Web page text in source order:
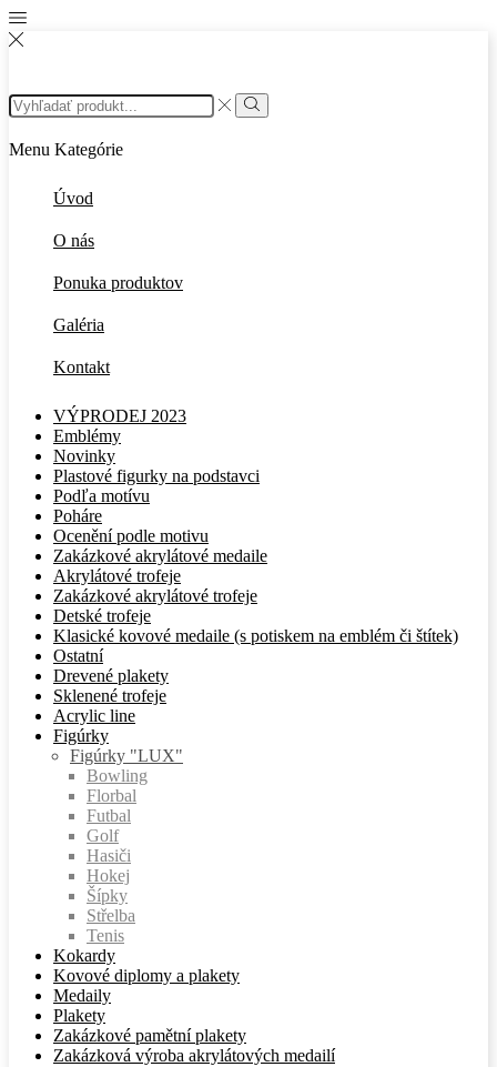
Search
input
Search
Menu Kategórie
Úvod
O nás
Ponuka produktov
Galéria
Kontakt
VÝPRODEJ 2023
Emblémy
Novinky
Plastové figurky na podstavci
Podľa motívu
Poháre
Ocenění podle motivu
Zakázkové akrylátové medaile
Akrylátové trofeje
Zakázkové akrylátové trofeje
Detské trofeje
Klasické kovové medaile (s potiskem na emblém či štítek)
Ostatní
Drevené plakety
Sklenené trofeje
Acrylic line
Figúrky
Figúrky "LUX"
Bowling
Florbal
Futbal
Golf
Hasiči
Hokej
Šípky
Střelba
Tenis
Kokardy
Kovové diplomy a plakety
Medaily
Plakety
Zakázkové pamětní plakety
Zakázková výroba akrylátových medailí